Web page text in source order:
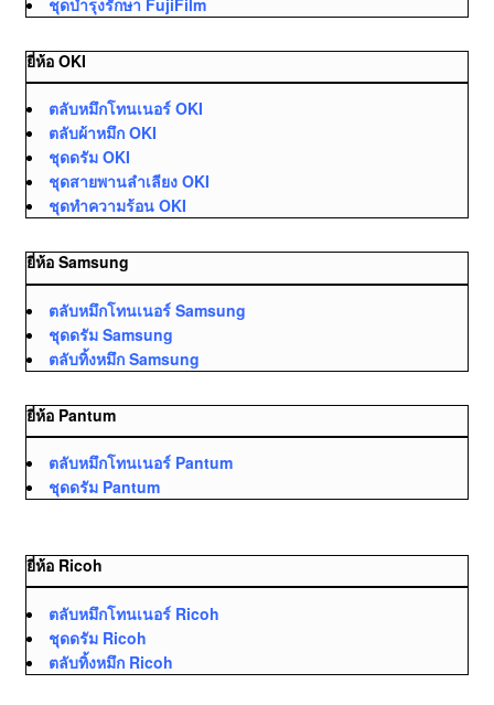
ชุดบำรุงรักษา FujiFilm
ยี่ห้อ OKI
ตลับหมึกโทนเนอร์ OKI
ตลับผ้าหมึก OKI
ชุดดรัม OKI
ชุดสายพานลำเลียง OKI
ชุดทำความร้อน OKI
ยี่ห้อ Samsung
ตลับหมึกโทนเนอร์ Samsung
ชุดดรัม Samsung
ตลับทิ้งหมึก Samsung
ยี่ห้อ Pantum
ตลับหมึกโทนเนอร์ Pantum
ชุดดรัม Pantum
ยี่ห้อ Ricoh
ตลับหมึกโทนเนอร์ Ricoh
ชุดดรัม Ricoh
ตลับทิ้งหมึก Ricoh